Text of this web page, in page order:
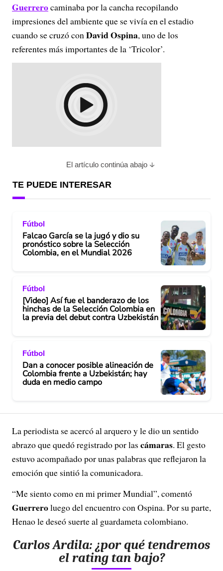
Guerrerocaminaba por la cancha recopilando
impresiones del ambiente que se vivía en el estadio
cuando se cruzó conDavid Ospina, uno de los
referentes más importantes de la ‘Tricolor’.
El artículo continúa abajo
TE PUEDE INTERESAR
Fútbol
Falcao García se la jugó y dio su
pronóstico sobre la Selección
Colombia, en el Mundial 2026
Fútbol
[Video] Así fue el banderazo de los
hinchas de la Selección Colombia en
la previa del debut contra Uzbekistán
Fútbol
Dan a conocer posible alineación de
Colombia frente a Uzbekistán; hay
duda en medio campo
La periodista se acercó al arquero y le dio un sentido
abrazo que quedó registrado por las cámaras. El gesto
estuvo acompañado por unas palabras que reflejaron la
emoción que sintió la comunicadora.
“Me siento como en mi primer Mundial”, comentó
Guerreroluego del encuentro con Ospina. Por su parte,
Henao le deseó suerte al guardameta colombiano.
Carlos Ardila: ¿por qué tendremos
el rating tan bajo?